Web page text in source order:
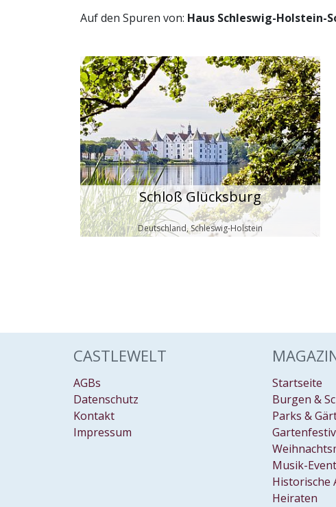
Auf den Spuren von: Haus Schleswig-Holstein-
Schloß Glücksburg
Deutschland, Schleswig-Holstein
CASTLEWELT
AGBs
Datenschutz
Kontakt
Impressum
Startseite
Burgen &
Parks &
Musik-
Historische
Heiraten